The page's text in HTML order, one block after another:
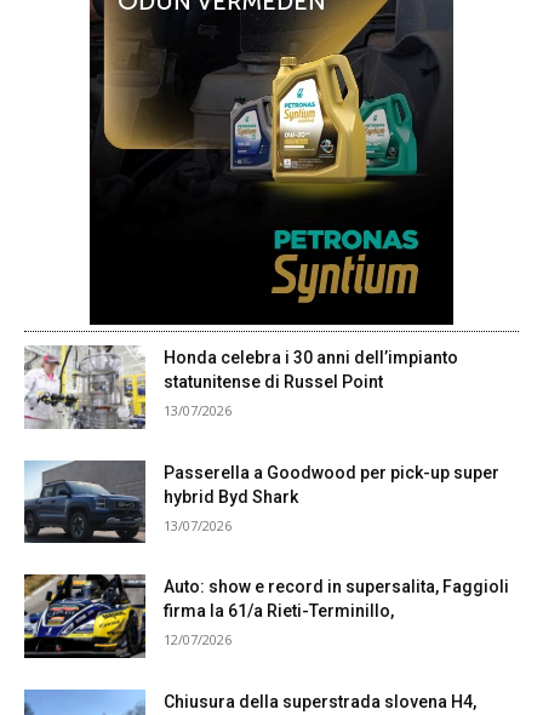
Honda celebra i 30 anni dell’impianto
statunitense di Russel Point
13/07/2026
Passerella a Goodwood per pick-up super
hybrid Byd Shark
13/07/2026
Auto: show e record in supersalita, Faggioli
firma la 61/a Rieti-Terminillo,
12/07/2026
Chiusura della superstrada slovena H4,